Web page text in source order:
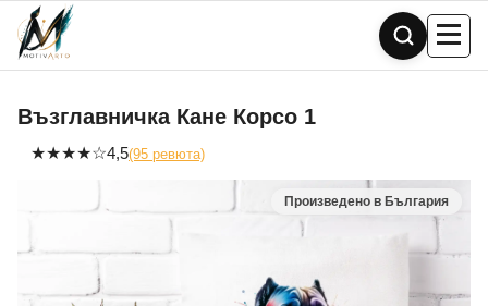
Skip
content
Възглавничка Кане Корсо 1
★★★★☆4,5(95 ревюта)